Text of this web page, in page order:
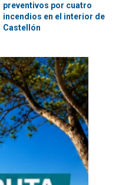
preventivos por cuatro
incendios en el interior de
Castellón